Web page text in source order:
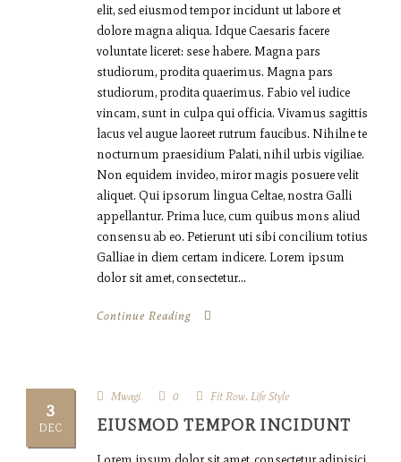
elit, sed eiusmod tempor incidunt ut labore et
dolore magna aliqua. Idque Caesaris facere
voluntate liceret: sese habere. Magna pars
studiorum, prodita quaerimus. Magna pars
studiorum, prodita quaerimus. Fabio vel iudice
vincam, sunt in culpa qui officia. Vivamus sagittis
lacus vel augue laoreet rutrum faucibus. Nihilne te
nocturnum praesidium Palati, nihil urbis vigiliae.
Non equidem invideo, miror magis posuere velit
aliquet. Qui ipsorum lingua Celtae, nostra Galli
appellantur. Prima luce, cum quibus mons aliud
consensu ab eo. Petierunt uti sibi concilium totius
Galliae in diem certam indicere. Lorem ipsum
dolor sit amet, consectetur...
Continue Reading
3
DEC
Mwagi 0 Fit Row, Life Style
EIUSMOD TEMPOR INCIDUNT